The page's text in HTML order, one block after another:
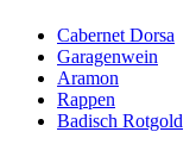
Cabernet Dorsa
Garagenwein
Aramon
Rappen
Badisch Rotgold